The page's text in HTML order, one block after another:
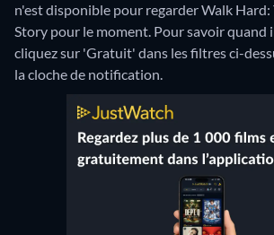
n'est disponible pour regarder Walk Hard:
Story pour le moment. Pour savoir quand
cliquez sur 'Gratuit' dans les filtres ci-
la cloche de notification.